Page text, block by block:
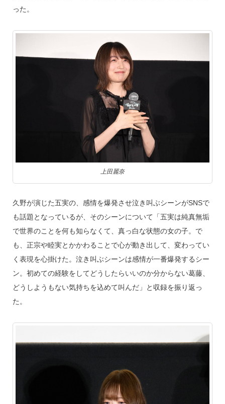
った。
上田麗奈
久野が演じた五実の、感情を爆発させ泣き叫ぶシーンがSNSで
も話題となっているが、そのシーンについて「五実は純真無垢
で世界のことを何も知らなくて、真っ白な状態の女の子。で
も、正宗や睦実とかかわることで心が動き出して、変わってい
く表現を心掛けた。泣き叫ぶシーンは感情が一番爆発するシー
ン。初めての経験をしてどうしたらいいのか分からない葛藤、
どうしようもない気持ちを込めて叫んだ」と収録を振り返っ
た。